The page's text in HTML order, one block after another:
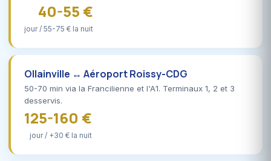
40-55 €
jour / 55-75 € la nuit
Ollainville ↔ Aéroport Roissy-CDG
50-70 min via la Francilienne et l'A1. Terminaux 1, 2 et 3
desservis.
125-160 €
jour / +30 € la nuit